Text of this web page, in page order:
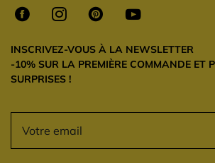
INSCRIVEZ-VOUS À LA NEWSLETTER
-10% SUR LA PREMIÈRE COMMANDE ET
SURPRISES !